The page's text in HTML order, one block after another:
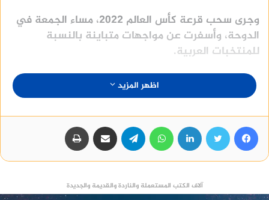
وجرى سحب قرعة كأس العالم 2022، مساء الجمعة في
الدوحة، وأسفرت عن مواجهات متباينة بالنسبة
للمنتخبات العربية.
فقد أوقعت القرعة منتخب قطر في المجموعة الأولى،
إحدى أسهل المجموعات، إلى جانب كل من الإكوادور
والسنغال وهولندا.
مواعيد مباريات منتخب قطر في كأس العالم 2022
اظهر المزيد
آلاف الكتب المستعملة والناردة والقديمة والجديدة